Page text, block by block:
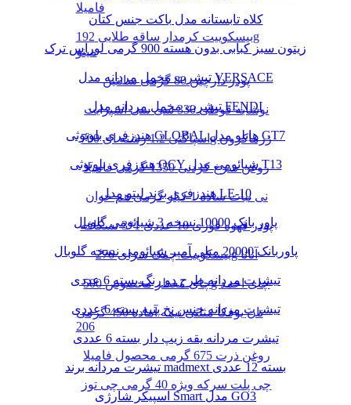
فامیلا
بیسکوییت کرمدار ساقه طلایی 192g
مینو
پودر دارچین 80 گرمی سانتین
نوشابه قوطی 330 سی سی اسپرایت
اسپاگتی 1.2 رشته ای 700g زرماکرون
روغن سرخ کردنی 1350 گرمی فامیلا
نی نبات ساده 1 کیلو گرمی هم خوان
پودر قهوه فوری 10 عددی 1*3 نسکافه
بیسکوییت چمک سرای 276g آناتا
چای معطر مخصوص 500g چای احمد
نان یوفکا مثلثی نیمه آماده 450 گرمی
206
روغن ذرت 675 گرمی محصول فامیلا
چی پلت سرکه ویژه 40 گرمی چی توز
کلاه تابستانه مدل باکت جنس کتان
زیتون سبز کبابی بدون هسته 900 گرمی لوراس ترک
تیشرت مخمل مردانه مدل VERSACE
تیشرت مخمل مردانه مدل FENDI
هندزفری بلوتوثی GLOBAL هایلو مدل GT7
هندزفری بلوتوثی QCY شیائومی مدل T13
هندزفری برند لیتو مدل LE-10
پاور بانک 10000 نسخه 3 شیائومی گلوبال
پاوربانک 20000 میلی آمپر شیائومی نسخه گلوبال
تیشرت مردانه طرح دو رنگ بسته 6 عددی
تیشرت مردانه جنس نخ پنبه بسته 6 عددی
تیشرت مردانه یقه زیپ دار بسته 6 عددی
تیشرت مردانه برند madmext بسته 12 عددی
اسپیکر شارژی Smart مدل GO3